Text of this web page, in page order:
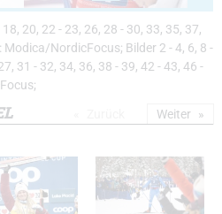
20, 22 - 23, 26, 28 - 30, 33, 35, 37,
Modica/NordicFocus; Bilder 2 - 4, 6, 8 -
31 - 32, 34, 36, 38 - 39, 42 - 43, 46 -
Weiter